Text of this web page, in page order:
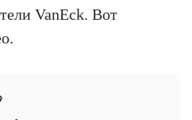
VanEck. Вот